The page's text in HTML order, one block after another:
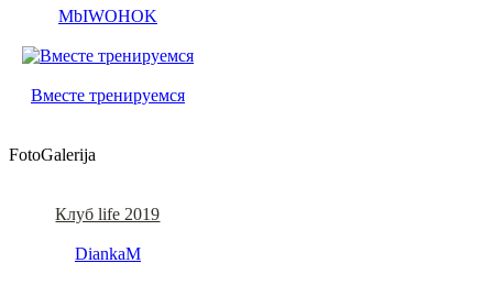
MbIWOHOK
Вместе тренируемся
FotoGalerija
Клуб life 2019
DiankaM